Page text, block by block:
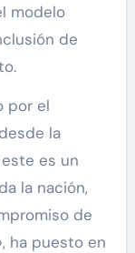
modelo
de
por el
la
es un
la nación,
de
ha puesto en